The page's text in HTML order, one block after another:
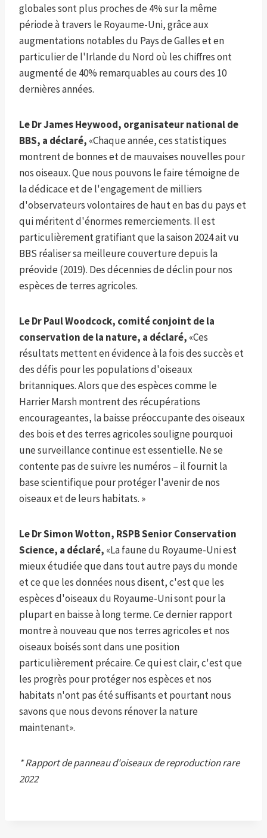
globales sont plus proches de 4% sur la même
période à travers le Royaume-Uni, grâce aux
augmentations notables du Pays de Galles et en
particulier de l'Irlande du Nord où les chiffres ont
augmenté de 40% remarquables au cours des 10
dernières années.
Le Dr James Heywood, organisateur national de
BBS, a déclaré, «Chaque année, ces statistiques
montrent de bonnes et de mauvaises nouvelles pour
nos oiseaux. Que nous pouvons le faire témoigne de
la dédicace et de l'engagement de milliers
d'observateurs volontaires de haut en bas du pays et
qui méritent d'énormes remerciements. Il est
particulièrement gratifiant que la saison 2024 ait vu
BBS réaliser sa meilleure couverture depuis la
préovide (2019). Des décennies de déclin pour nos
espèces de terres agricoles.
Le Dr Paul Woodcock, comité conjoint de la
conservation de la nature, a déclaré, «Ces
résultats mettent en évidence à la fois des succès et
des défis pour les populations d'oiseaux
britanniques. Alors que des espèces comme le
Harrier Marsh montrent des récupérations
encourageantes, la baisse préoccupante des oiseaux
des bois et des terres agricoles souligne pourquoi
une surveillance continue est essentielle. Ne se
contente pas de suivre les numéros – il fournit la
base scientifique pour protéger l'avenir de nos
oiseaux et de leurs habitats. »
Le Dr Simon Wotton, RSPB Senior Conservation
Science, a déclaré, «La faune du Royaume-Uni est
mieux étudiée que dans tout autre pays du monde
et ce que les données nous disent, c'est que les
espèces d'oiseaux du Royaume-Uni sont pour la
plupart en baisse à long terme. Ce dernier rapport
montre à nouveau que nos terres agricoles et nos
oiseaux boisés sont dans une position
particulièrement précaire. Ce qui est clair, c'est que
les progrès pour protéger nos espèces et nos
habitats n'ont pas été suffisants et pourtant nous
savons que nous devons rénover la nature
maintenant».
* Rapport de panneau d'oiseaux de reproduction rare
2022